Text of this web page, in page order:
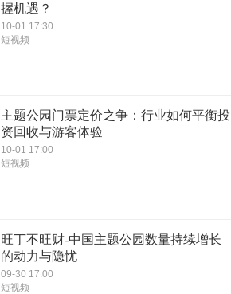
握机遇？
10-01 17:30
短视频
主题公园门票定价之争：行业如何平衡投
资回收与游客体验
10-01 17:00
短视频
旺丁不旺财-中国主题公园数量持续增长
的动力与隐忧
09-30 17:00
短视频